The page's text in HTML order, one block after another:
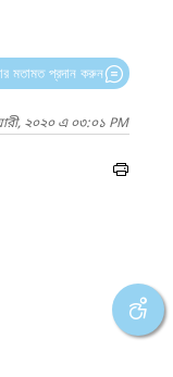
মতামত প্রদান করুন
২০২০ এ ০৩:০১ PM